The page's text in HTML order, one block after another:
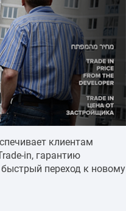
клиентам
in, гарантию
переход к новому